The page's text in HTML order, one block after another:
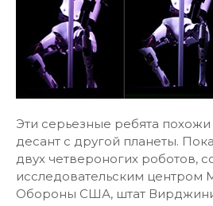
Эти серьезные ребята
десант с другой планеты.
двух четвероногих роботов,
исследовательским центром
Обороны США, штат